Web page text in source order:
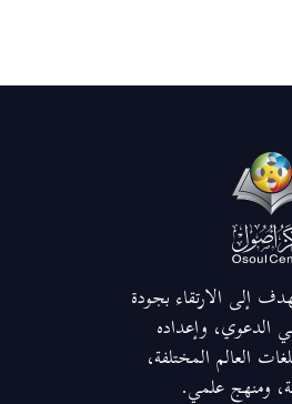
إلى الارتقاء بجودة
الدعوي، وإعداده
العالم المختلفة،
ومنهج علمي.